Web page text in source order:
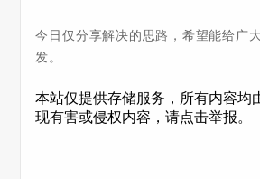
今日仅分享解决的思路，希望能给广
发。
本站仅提供存储服务，所有内容均
现有害或侵权内容，请点击举报。